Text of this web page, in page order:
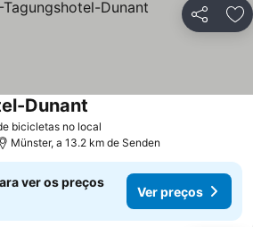
Partilhar
bicicletas no local
Dunant
Münster, a 13.2 km de Senden
ver os preços
Ver preços